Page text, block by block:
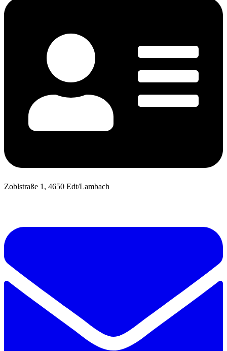
Zoblstraße 1, 4650 Edt/Lambach